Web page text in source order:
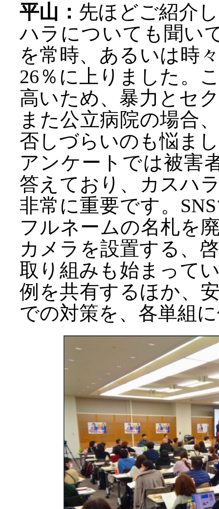
平山： 先ほどご紹介
ハラについても聞い
を常時、あるいは時
26％に上りました。
高いため、暴力とセ
また公立病院の場合
否しづらいのも悩ま
アンケートでは被害
答えており、カスハ
非常に重要です。
フルネームの名札を
カメラを設置する、
取り組みも始まって
例を共有するほか、
での対策を、各単組